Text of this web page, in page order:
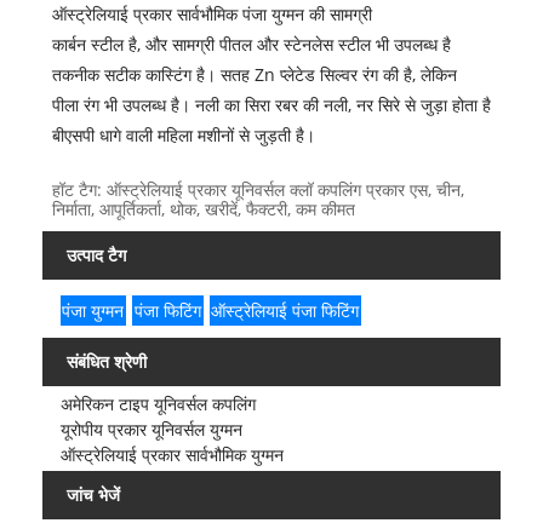
ऑस्ट्रेलियाई प्रकार सार्वभौमिक पंजा युग्मन की सामग्री
कार्बन स्टील है, और सामग्री पीतल और स्टेनलेस स्टील भी उपलब्ध है
तकनीक सटीक कास्टिंग है। सतह Zn प्लेटेड सिल्वर रंग की है, लेकिन
पीला रंग भी उपलब्ध है। नली का सिरा रबर की नली, नर सिरे से जुड़ा होता है
बीएसपी धागे वाली महिला मशीनों से जुड़ती है।
हॉट टैग: ऑस्ट्रेलियाई प्रकार यूनिवर्सल क्लॉ कपलिंग प्रकार एस, चीन,
निर्माता, आपूर्तिकर्ता, थोक, खरीदें, फैक्टरी, कम कीमत
उत्पाद टैग
पंजा युग्मन पंजा फिटिंग ऑस्ट्रेलियाई पंजा फिटिंग
संबंधित श्रेणी
अमेरिकन टाइप यूनिवर्सल कपलिंग
यूरोपीय प्रकार यूनिवर्सल युग्मन
ऑस्ट्रेलियाई प्रकार सार्वभौमिक युग्मन
जांच भेजें